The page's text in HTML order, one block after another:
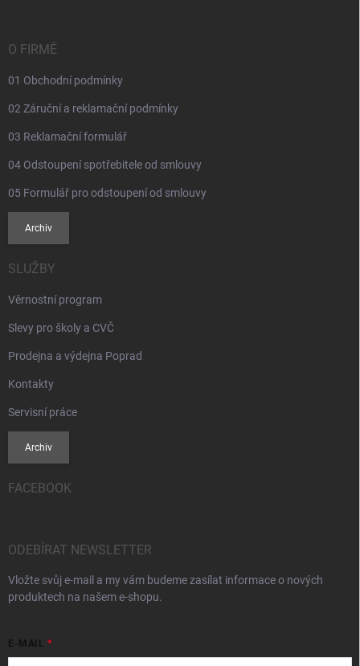
O FIRMĚ
01 Obchodní podmínky
02 Záruční a reklamační podmínky
03 Reklamační formulář
04 Odstoupení spotřebitele od smlouvy
05 Formulář pro odstoupení od smlouvy
Archiv
SLUŽBY
Věrnostní program
Slevy pro školy a CVČ
Prodejna a výdejna Poprad
Kontakty
Servisní práce
Archiv
FACEBOOK
ODEBÍRAT NEWSLETTER
Vložte svůj e-mail a my vám budeme zasílat informace o nových
produktech na našem e-shopu.
E-MAIL